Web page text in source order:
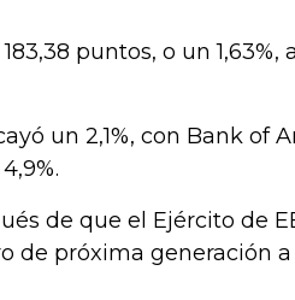
puntos, o un 1,63%, a
un 2,1%, con Bank of
de que el Ejército de
de próxima generación a